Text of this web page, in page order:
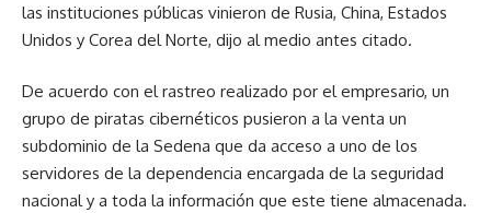
las instituciones públicas vinieron de Rusia, China, Estados
Unidos y Corea del Norte, dijo al medio antes citado.
De acuerdo con el rastreo realizado por el empresario, un
grupo de piratas cibernéticos pusieron a la venta un
subdominio de la Sedena que da acceso a uno de los
servidores de la dependencia encargada de la seguridad
nacional y a toda la información que este tiene almacenada.